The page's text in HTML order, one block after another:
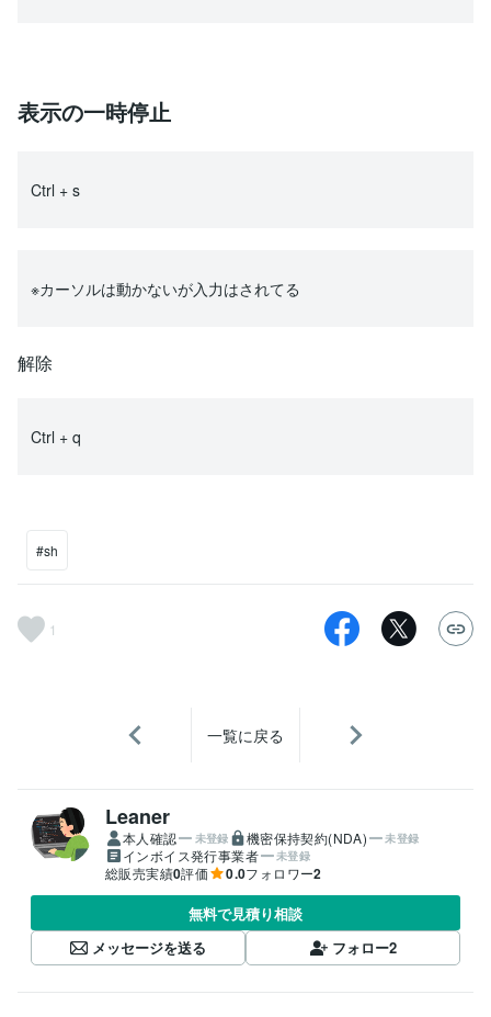
表示の一時停止
Ctrl + s
※カーソルは動かないが入力はされてる
解除
Ctrl + q
#sh
1
一覧に戻る
Leaner
本人確認 未登録 機密保持契約(NDA) 未登録
インボイス発行事業者 未登録
総販売実績0評価 0.0フォロワー2
無料で見積り相談
メッセージを送る
フォロー2